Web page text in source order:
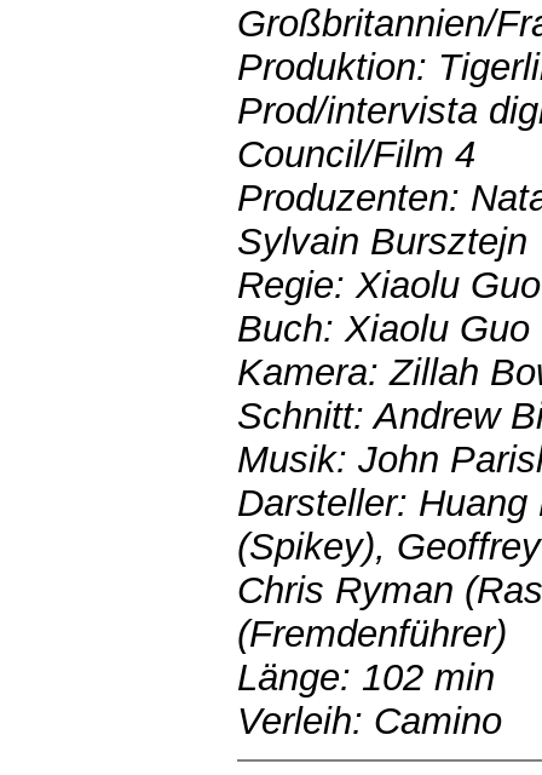
Großbritannien/
Produktion:
Prod/intervista
Council/Film 4
Produzenten:
Sylvain Bursztejn
Regie: Xiaolu Guo
Buch: Xiaolu Guo
Kamera: Zillah
Schnitt: Andrew
Musik: John
Darsteller:
(Spikey),
Chris Ryman
(Fremdenführer)
Länge: 102 min
Verleih: Camino